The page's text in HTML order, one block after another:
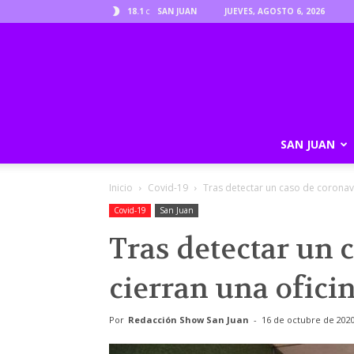
18.1 C SAN JUAN JUEVES, AGOSTO 6, 2026
SAN JUAN
Inicio Covid-19 Tras detectar un caso de
Covid-19 San Juan
Tras detectar un
cierran una
Por Redacción Show San Juan - 16 de octubre de 2020